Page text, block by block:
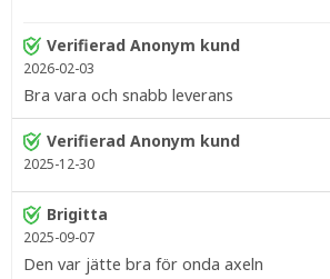
Verifierad Anonym kund
2026-02-03
Bra vara och snabb leverans
Verifierad Anonym kund
2025-12-30
Brigitta
2025-09-07
Den var jätte bra för onda axeln